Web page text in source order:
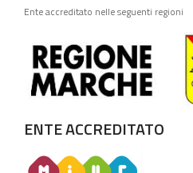
Ente accreditato nelle seguenti regioni
ENTE ACCREDITATO